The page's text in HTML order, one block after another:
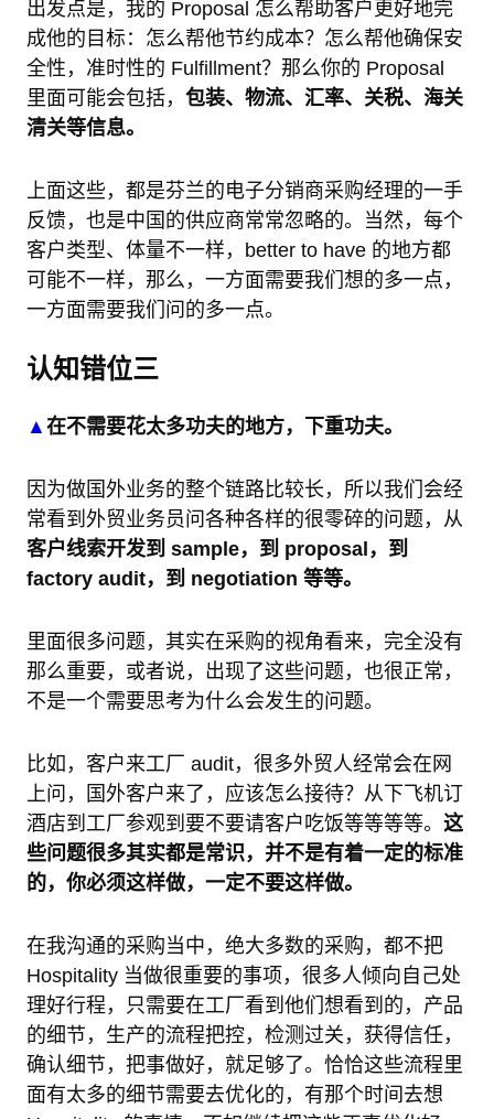
出发点是，我的 Proposal 怎么帮助客户更好地完
成他的目标：怎么帮他节约成本？怎么帮他确保安
全性，准时性的 Fulfillment？那么你的 Proposal
里面可能会包括， 包装、物流、汇率、关税、海关
清关等信息。
上面这些，都是芬兰的电子分销商采购经理的一手
反馈，也是中国的供应商常常忽略的。当然，每个
客户类型、体量不一样，better to have 的地方都
可能不一样，那么，一方面需要我们想的多一点，
一方面需要我们问的多一点。
认知错位三
▲ 在不需要花太多功夫的地方，下重功夫。
因为做国外业务的整个链路比较长，所以我们会经
常看到外贸业务员问各种各样的很零碎的问题，从
客户线索开发到 sample，到 proposal，到
factory audit，到 negotiation 等等。
里面很多问题，其实在采购的视角看来，完全没有
那么重要，或者说，出现了这些问题，也很正常，
不是一个需要思考为什么会发生的问题。
比如，客户来工厂 audit，很多外贸人经常会在网
上问，国外客户来了，应该怎么接待？从下飞机订
酒店到工厂参观到要不要请客户吃饭等等等等。 这
些问题很多其实都是常识，并不是有着一定的标准
的，你必须这样做，一定不要这样做。
在我沟通的采购当中，绝大多数的采购，都不把
Hospitality 当做很重要的事项，很多人倾向自己处
理好行程，只需要在工厂看到他们想看到的，产品
的细节，生产的流程把控，检测过关，获得信任，
确认细节，把事做好，就足够了。恰恰这些流程里
面有太多的细节需要去优化的，有那个时间去想